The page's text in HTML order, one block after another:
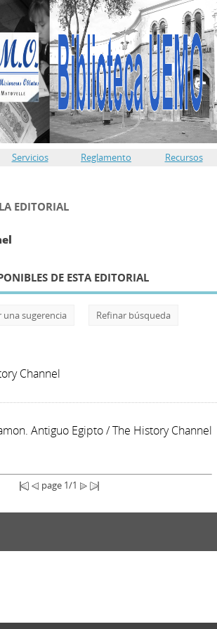
Servicios Reglamento
Recursos
EDITORIAL
DE ESTA EDITORIAL
una sugerencia Refinar búsqueda
Channel
Antiguo Egipto/ The History Channel
page 1/1